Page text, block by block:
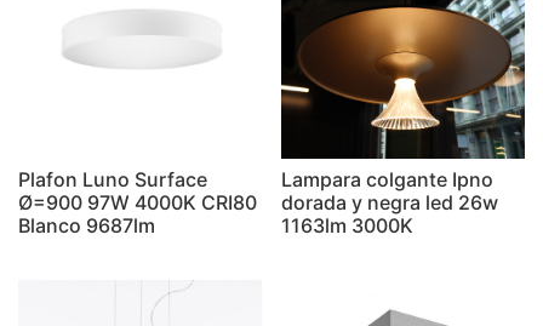
Plafon Luno Surface
Ø=900 97W 4000K CRI80
Blanco 9687lm
Lampara colgante Ipno
dorada y negra led 26w
1163lm 3000K